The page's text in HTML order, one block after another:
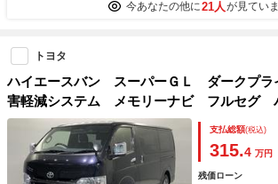
今あなたの他に21人 が見てい
トヨタ
ハイエースバン スーパーＧＬ ダークプ
害軽減システム メモリーナビ フルセグ
ＴＣ ドラレコ ＣＤ ミュージックプレイ
Ｄ再生 後席モニター ＬＥＤヘッドラン
ド スマートキー キーレス
支払総額(税込)
315.4 万円
残価ローン